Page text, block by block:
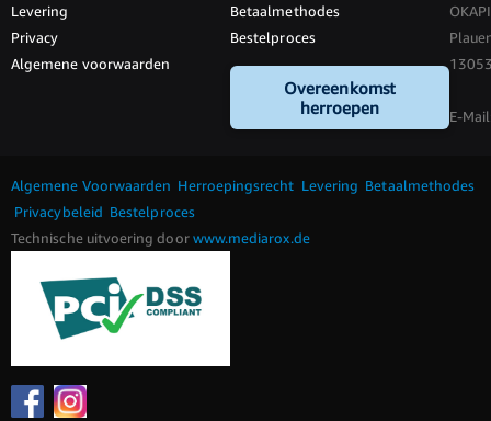
Levering
Privacy
Algemene voorwaarden
Betaalmethodes
Bestelproces
Overeenkomst
herroepen
E-
Algemene Voorwaarden Herroepingsrecht Levering Betaalmethodes
Privacybeleid Bestelproces
Technische uitvoering doorwww.mediarox.de